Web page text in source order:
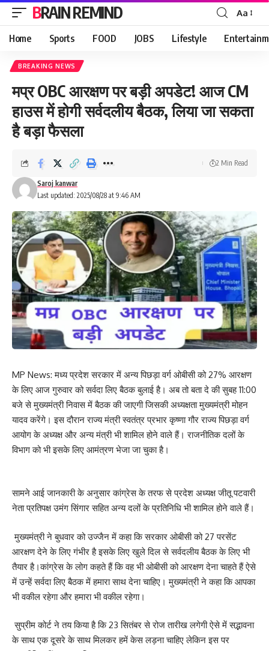
BRAIN REMIND
Font
Resizer
Aa
Home Sports FOOD JOBS Lifestyle
BREAKING NEWS
मप्र OBC आरक्षण पर बड़ी अपडेट! आज CM
हाउस में होगी सर्वदलीय बैठक, लिया जा सकता
है बड़ा फैसला
Last updated: 2025/08/28 at 9:46 AM
Saroj kanwar
2 Min Read
MP News: मध्य प्रदेश सरकार में अन्य पिछड़ा वर्ग ओबीसी को 27% आरक्षण
के लिए आज गुरुवार को सर्वदा लिए बैठक बुलाई है। अब तो बता दे की सुबह 11:00
बजे से मुख्यमंत्री निवास में बैठक की जाएगी जिसकी अध्यक्षता मुख्यमंत्री मोहन
यादव करेंगे। इस दौरान राज्य मंत्री स्वतंत्र प्रभार कृष्णा गौर राज्य पिछड़ा वर्ग
आयोग के अध्यक्ष और अन्य मंत्री भी शामिल होने वाले हैं। राजनीतिक दलों के
विभाग को भी इसके लिए आमंत्रण भेजा जा चुका है।
सामने आई जानकारी के अनुसार कांग्रेस के तरफ से प्रदेश अध्यक्ष जीतू पटवारी
नेता प्रतिपक्ष उमंग सिंगार सहित अन्य दलों के प्रतिनिधि भी शामिल होने वाले हैं।
मुख्यमंत्री ने बुधवार को उज्जैन में कहा कि सरकार ओबीसी को 27 परसेंट
आरक्षण देने के लिए गंभीर है इसके लिए खुले दिल से सर्वदलीय बैठक के लिए भी
तैयार है।कांग्रेस के लोग कहते हैं कि वह भी ओबीसी को आरक्षण देना चाहते हैं ऐसे
में उन्हें सर्वदा लिए बैठक में हमारा साथ देना चाहिए। मुख्यमंत्री ने कहा कि आपका
भी वकील रहेगा और हमारा भी वकील रहेगा।
सुप्रीम कोर्ट ने तय किया है कि 23 सितंबर से रोज तारीख लगेगी ऐसे में सद्भावना
के साथ एक दूसरे के साथ मिलकर हमें केस लड़ना चाहिए लेकिन इस पर